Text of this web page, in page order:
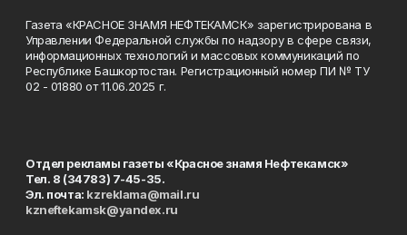
Газета «КРАСНОЕ ЗНАМЯ НЕФТЕКАМСК» зарегистрирована в
Управлении Федеральной службы по надзору в сфере связи,
информационных технологий и массовых коммуникаций по
Республике Башкортостан. Регистрационный номер ПИ № ТУ
02 - 01880 от 11.06.2025 г.
Отдел рекламы газеты «Красное знамя Нефтекамск»
Тел. 8 (34783) 7-45-35.
Эл. почта: kzreklama@mail.ru
kzneftekamsk@yandex.ru